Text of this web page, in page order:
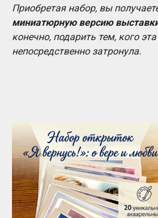
Приобретая набор, вы
миниатюрную версию
конечно, подарить тем, кого
непосредственно затронула.